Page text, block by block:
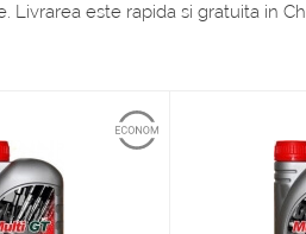
este rapida si gratuita in